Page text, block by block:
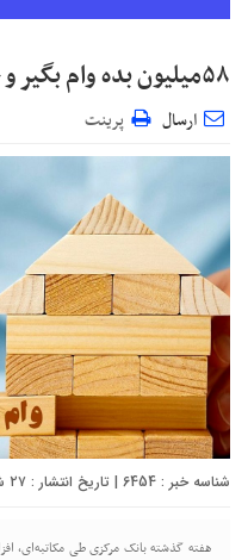
۵۸میلیون بده وام بگیر و چند برابر پس بده!
ارسال پرینت
شناسه خبر : 6454 | تاریخ انتشار : ۲۷ شهریور ۱۴۰۰ - ۱۱:۱۷ | تعداد دیدگاه :
هفته گذشته بانک مرکزی طی